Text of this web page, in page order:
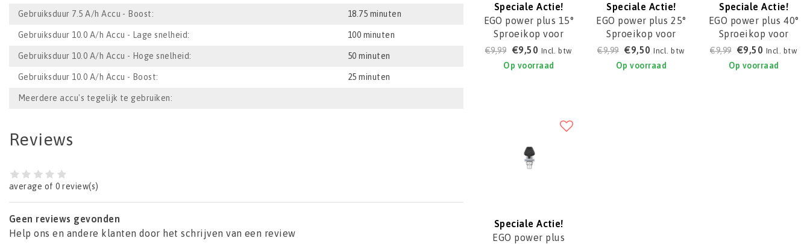
Gebruiksduur 7.5 A/h Accu - Boost: 18.75 minuten
Gebruiksduur 10.0 A/h Accu - Lage snelheid: 100 minuten
Gebruiksduur 10.0 A/h Accu - Hoge snelheid: 50 minuten
Gebruiksduur 10.0 A/h Accu - Boost: 25 minuten
Meerdere accu's tegelijk te gebruiken:
Reviews
average of 0 review(s)
Geen reviews gevonden
Help ons en andere klanten door het schrijven van een review
Speciale Actie!
EGO power plus 15°
Sproeikop voor
HPW2000E,
ANZ2015E
€9,99 €9,50 Incl. btw
Op voorraad
Speciale Actie!
EGO power plus 25°
Sproeikop voor
HPW2000E,
ANZ2025E
€9,99 €9,50 Incl. btw
Op voorraad
Speciale Actie!
EGO power plus 40°
Sproeikop voor
HPW2000E,
ANZ2040E
€9,99 €9,50 Incl. btw
Op voorraad
Speciale Actie!
EGO power plus